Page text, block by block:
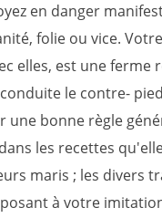
en danger
folie ou vice.
elles, est une
le contre-
une bonne règle
les recettes
maris ; les divers
à votre